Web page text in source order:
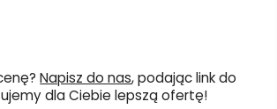
Napisz do nas, podając link do
dla Ciebie lepszą ofertę!